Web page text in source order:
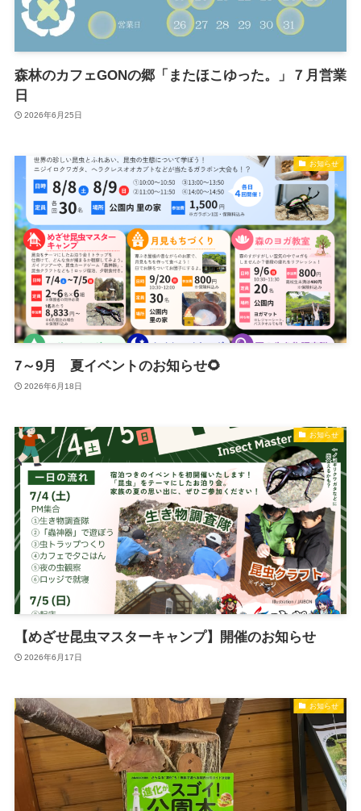
森林のカフェGONの郷「またほこゆった。」７月営業
日
2026年6月25日
お知らせ
7～9月 夏イベントのお知らせ🌻
2026年6月18日
お知らせ
【めざせ昆虫マスターキャンプ】開催のお知らせ
2026年6月17日
お知らせ